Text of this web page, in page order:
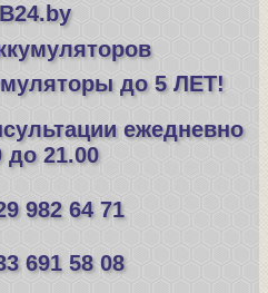
до 5 ЛЕТ!
ежедневно
до 21.00
982 64 71
691 58 08